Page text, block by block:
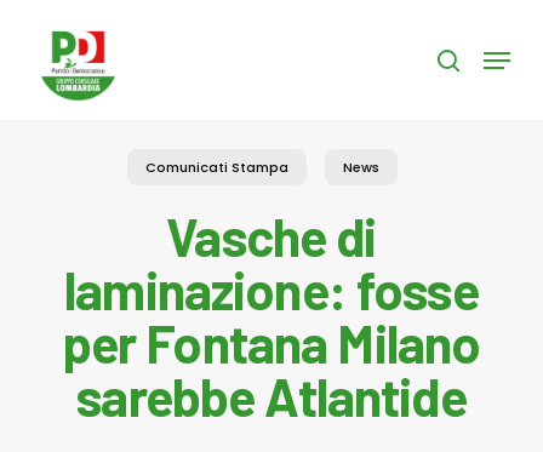
content
search
Menu
Comunicati Stampa News
Vasche di
laminazione: fosse
per Fontana Milano
sarebbe Atlantide